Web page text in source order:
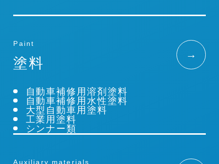
Paint
塗料
自動車補修用溶剤塗料
自動車補修用水性塗料
大型自動車用塗料
工業用塗料
シンナー類
→
Auxiliary materials